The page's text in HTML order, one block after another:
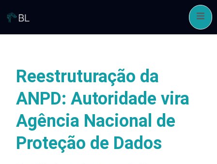
Pular
para
Reestruturação da
ANPD: Autoridade vira
Agência Nacional de
Proteção de Dados